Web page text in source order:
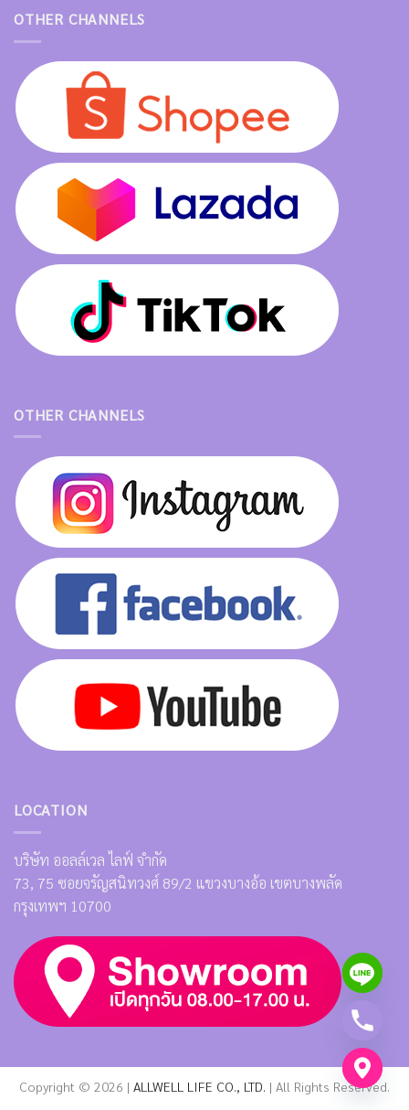
OTHER CHANNELS
OTHER CHANNELS
LOCATION
บริษัท ออลล์เวล ไลฟ์ จำกัด
73, 75 ซอยจรัญสนิทวงศ์ 89/2 แขวงบางอ้อ เขตบางพลัด
กรุงเทพฯ 10700
Copyright © 2026 | ALLWELL LIFE CO., LTD. | All Rights Reserved.